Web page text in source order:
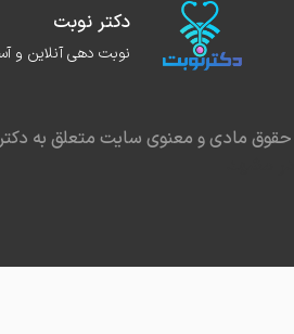
دکتر نوبت
نوبت دهی آنلاین و
مادی و معنوی سایت متعلق به